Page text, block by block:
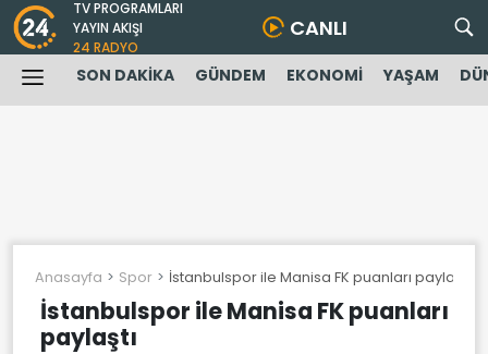
TV PROGRAMLARI
YAYIN AKIŞI
24 RADYO
CANLI
SON DAKİKA GÜNDEM EKONOMİ YAŞAM
Anasayfa Spor İstanbulspor ile Manisa FK puanları paylaştı
İstanbulspor ile Manisa FK puanları
paylaştı